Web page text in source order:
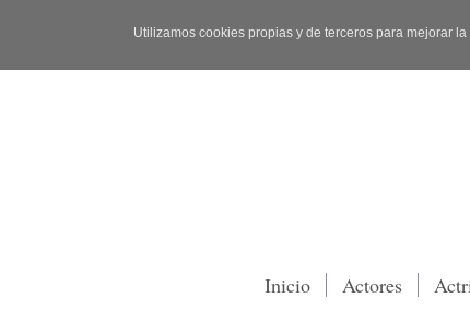
Utilizamos cookies propias y de terceros para mejorar
Inicio Actores